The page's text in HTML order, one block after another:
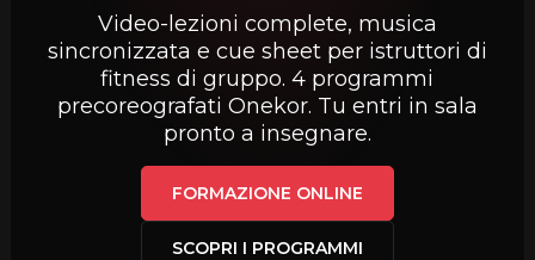
Video-lezioni complete, musica
sincronizzata e cue sheet per istruttori di
fitness di gruppo. 4 programmi
precoreografati Onekor. Tu entri in sala
pronto a insegnare.
FORMAZIONE ONLINE
SCOPRI I PROGRAMMI